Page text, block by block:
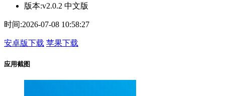
版本:v2.0.2 中文版
时间:2026-07-08 10:58:27
安卓版下载 苹果下载
应用截图